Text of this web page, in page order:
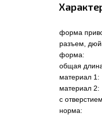
форма
разъем,
форма:
общая
материал 1:
материал 2:
с
норма: